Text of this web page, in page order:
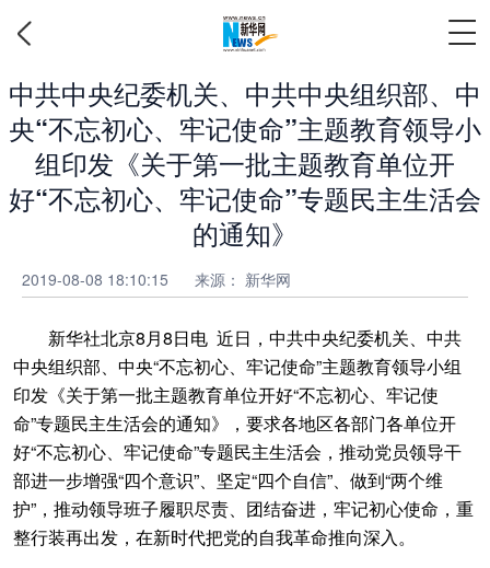
中共中央纪委机关、中共中央组织部、中
央“不忘初心、牢记使命”主题教育领导小
组印发《关于第一批主题教育单位开
好“不忘初心、牢记使命”专题民主生活会
的通知》
2019-08-08 18:10:15 来源： 新华网
新华社北京8月8日电 近日，中共中央纪委机关、中共
中央组织部、中央“不忘初心、牢记使命”主题教育领导小组
印发《关于第一批主题教育单位开好“不忘初心、牢记使
命”专题民主生活会的通知》，要求各地区各部门各单位开
好“不忘初心、牢记使命”专题民主生活会，推动党员领导干
部进一步增强“四个意识”、坚定“四个自信”、做到“两个维
护”，推动领导班子履职尽责、团结奋进，牢记初心使命，重
整行装再出发，在新时代把党的自我革命推向深入。